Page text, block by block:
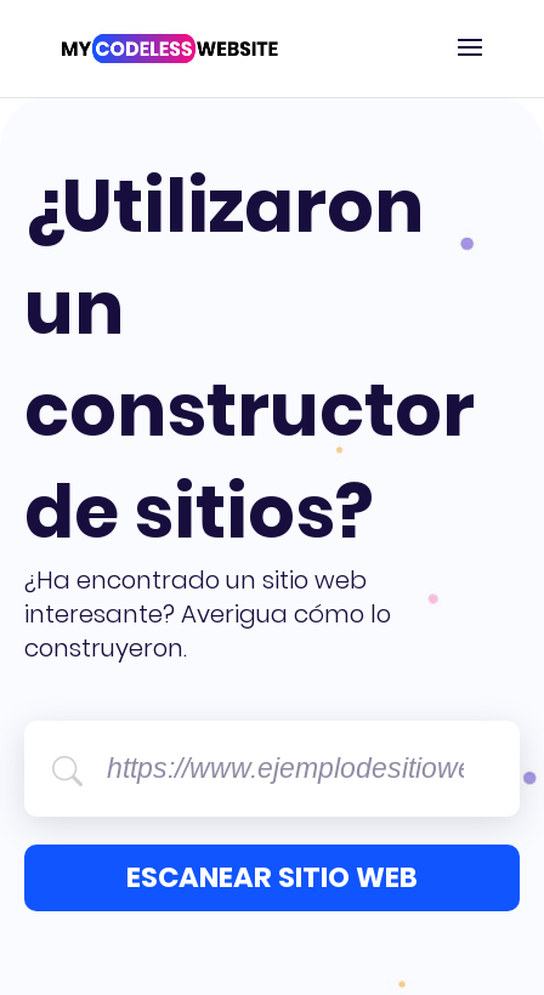
¿Utilizaron
un
constructor
de sitios?
¿Ha encontrado un sitio web
interesante? Averigua cómo lo
construyeron.
ESCANEAR SITIO WEB